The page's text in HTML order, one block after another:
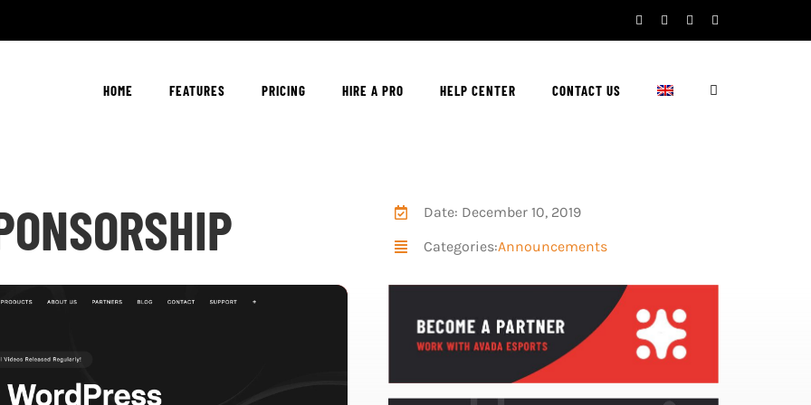
Facebook
TwitterYouTube
HOME FEATURES PRICING HIRE A PRO HELP CENTER CONTACT US
Date: December 10, 2019
Categories:Announcements